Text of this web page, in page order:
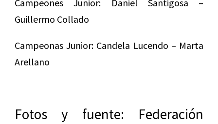
Campeones Junior: Daniel Santigosa –
Guillermo Collado
Campeonas Junior: Candela Lucendo – Marta
Arellano
Fotos y fuente: Federación